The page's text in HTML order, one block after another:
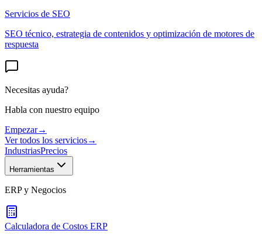
Servicios de SEO
SEO técnico, estrategia de contenidos y optimización de motores de
respuesta
Necesitas ayuda?
Habla con nuestro equipo
Empezar→
Ver todos los servicios→
IndustriasPrecios
Herramientas
ERP y Negocios
Calculadora de Costos ERP